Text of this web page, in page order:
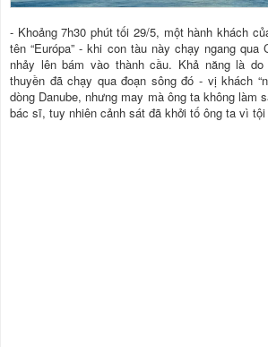
- Khoảng 7h30 phút tối 29/5, một hành khách
tên “Európa” - khi con tàu này chạy ngang qua
nhảy lên bám vào thành cầu. Khả năng là
thuyền đã chạy qua đoạn sông đó - vị khách
dòng Danube, nhưng may mà ông ta không làm
bác sĩ, tuy nhiên cảnh sát đã khởi tố ông ta vì tội